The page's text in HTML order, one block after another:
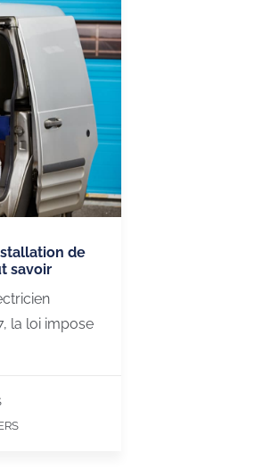
de
savoir
la loi impose
électrique
100% électrique
à la mobilité électrique